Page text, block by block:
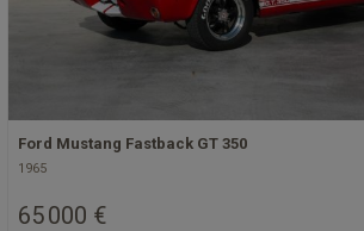
Ford Mustang Fastback GT 350
1965
65 000 €